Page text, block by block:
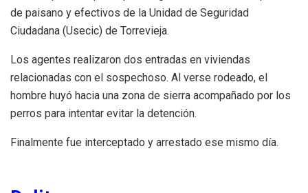
de paisano y efectivos de la Unidad de Seguridad
Ciudadana (Usecic) de Torrevieja.
Los agentes realizaron dos entradas en viviendas
relacionadas con el sospechoso. Al verse rodeado, el
hombre huyó hacia una zona de sierra acompañado por los
perros para intentar evitar la detención.
Finalmente fue interceptado y arrestado ese mismo día.